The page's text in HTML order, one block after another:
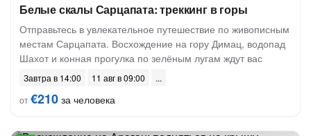
Белые скалы Сарцапата: треккинг в горы
Отправьтесь в увлекательное путешествие по живописным
местам Сарцапата. Восхождение на гору Димац, водопад
Шахот и конная прогулка по зелёным лугам ждут вас
Завтра в 14:00
11 авг в 09:00
от€210 за человека